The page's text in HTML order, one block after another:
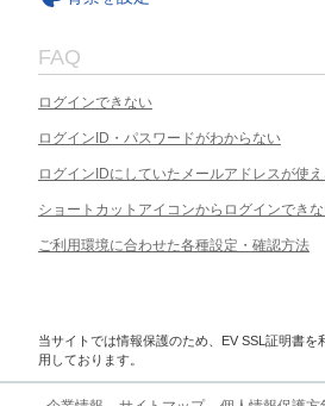
FAQ
ログインできない
ログインID・パスワードがわからない
ログインIDにしていたメールアドレスが使
ショートカットアイコンからログインでき
ご利用環境に合わせた各種設定・確認方法
当サイトでは情報保護のため、EV SSL証明書を
用しております。